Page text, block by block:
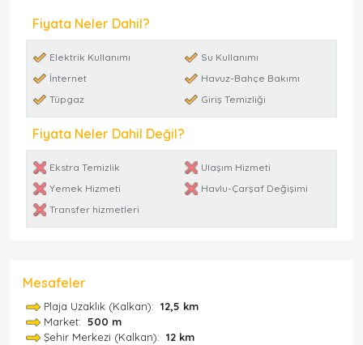
Fiyata Neler Dahil?
Elektrik Kullanımı
Su Kullanımı
İnternet
Havuz-Bahçe Bakımı
Tüpgaz
Giriş Temizliği
Fiyata Neler Dahil Değil?
Ekstra Temizlik
Ulaşım Hizmeti
Yemek Hizmeti
Havlu-Çarşaf Değişimi
Transfer hizmetleri
Mesafeler
Plaja Uzaklık (Kalkan): 12,5 km
Market: 500 m
Şehir Merkezi (Kalkan): 12 km